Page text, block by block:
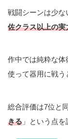
戦闘シーンは少な
佐クラス以上の実
作中では純粋な
使って器用に戦う
総合評価は7位と
きる 」という点を